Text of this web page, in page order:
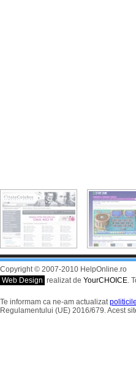
Copyright © 2007-2010 HelpOnline.ro
Web Design realizat de YourCHOICE.
Te informam ca ne-am actualizat
Regulamentului (UE) 2016/679. Acest